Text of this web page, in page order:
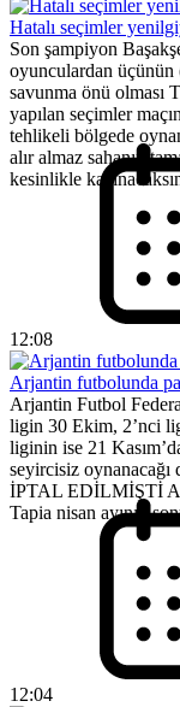
Hatalı seçimler
Son şampiyon
oyunculardan
savunma önü olması
yapılan seçimler
tehlikeli bölgede
alır almaz sahanın
kesinlikle
12:08
Arjantin futbolunda
Arjantin Futbol
ligin 30 Ekim, 2’nci
liginin ise 21
seyircisiz
İPTAL EDİLMİŞTİ
Tapia nisan ayının
12:04